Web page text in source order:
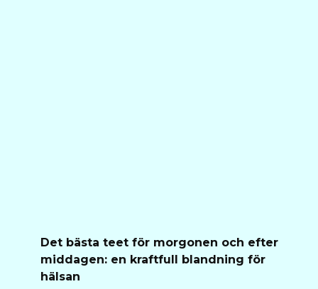
Det bästa teet för morgonen och efter
middagen: en kraftfull blandning för
hälsan